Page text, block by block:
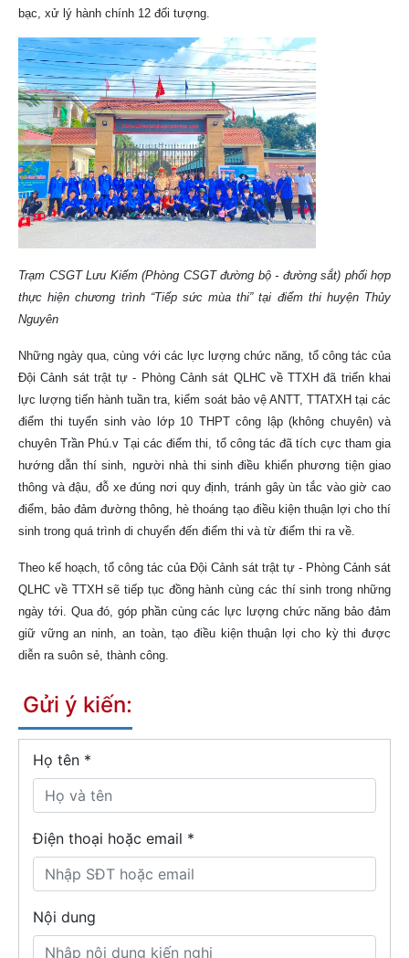
bạc, xử lý hành chính 12 đối tượng.
Trạm CSGT Lưu Kiếm (Phòng CSGT đường bộ - đường sắt) phối hợp
thực hiện chương trình “Tiếp sức mùa thi” tại điểm thi huyện Thủy
Nguyên
Những ngày qua, cùng với các lực lượng chức năng, tổ công tác của
Đội Cảnh sát trật tự - Phòng Cảnh sát QLHC về TTXH đã triển khai
lực lượng tiến hành tuần tra, kiểm soát bảo vệ ANTT, TTATXH tại các
điểm thi tuyển sinh vào lớp 10 THPT công lập (không chuyên) và
chuyên Trần Phú.v Tại các điểm thi, tổ công tác đã tích cực tham gia
hướng dẫn thí sinh, người nhà thi sinh điều khiển phương tiện giao
thông và đậu, đỗ xe đúng nơi quy định, tránh gây ùn tắc vào giờ cao
điểm, bảo đảm đường thông, hè thoáng tạo điều kiện thuận lợi cho thí
sinh trong quá trình di chuyển đến điểm thi và từ điểm thi ra về.
Theo kế hoạch, tổ công tác của Đội Cảnh sát trật tự - Phòng Cảnh sát
QLHC về TTXH sẽ tiếp tục đồng hành cùng các thí sinh trong những
ngày tới. Qua đó, góp phần cùng các lực lượng chức năng bảo đảm
giữ vững an ninh, an toàn, tạo điều kiện thuận lợi cho kỳ thi được
diễn ra suôn sẻ, thành công.
Gửi ý kiến:
Họ tên *
Điện thoại hoặc email *
Nội dung